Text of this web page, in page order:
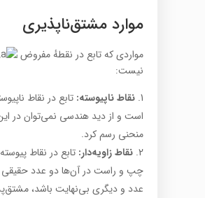
موارد مشتق‌ناپذیری
مواردی که تابع در نقطهٔ مفروض
نیست:
نقاط ناپیوسته: تابع در نقاط
است و از دید هندسی نمی‌توان در
منحنی رسم کرد.
نقاط زاویه‌دار: تابع در نقاط
چپ و راست در آن‌ها دو عدد حقیقی
عدد و دیگری بی‌نهایت باشد،